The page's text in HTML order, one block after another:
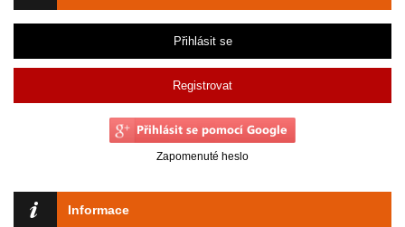
Přihlásit se
Registrovat
Zapomenuté heslo
Informace